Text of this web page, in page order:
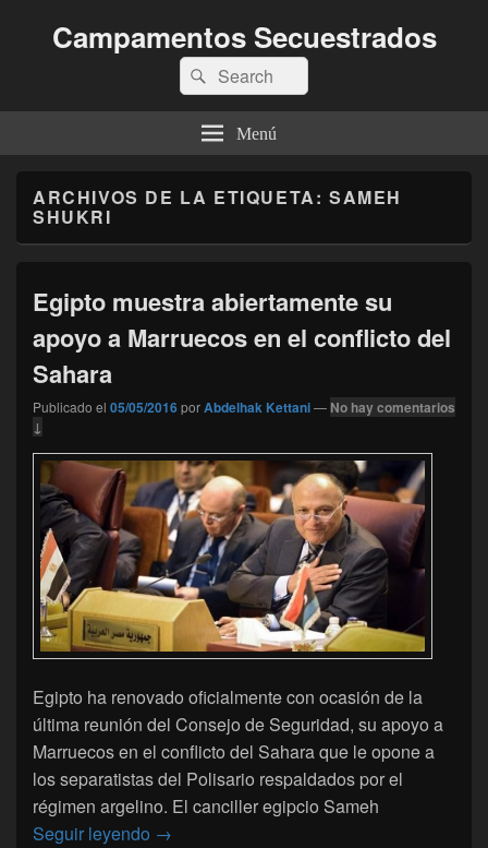
Campamentos Secuestrados
Buscar
por:
Buscar
Menú
ARCHIVOS DE LA ETIQUETA:SAMEH
SHUKRI
Egipto muestra abiertamente su
apoyo a Marruecos en el conflicto del
Sahara
Publicado el 05/05/2016porAbdelhak Kettani— No hay comentarios
↓
Egipto ha renovado oficialmente con ocasión de la
última reunión del Consejo de Seguridad, su apoyo a
Marruecos en el conflicto del Sahara que le opone a
los separatistas del Polisario respaldados por el
régimen argelino. El canciller egipcio Sameh
Seguir leyendo Egipto muestra abiertamente su apoyo a
→